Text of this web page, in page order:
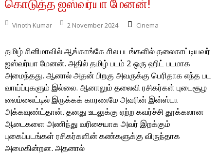
கொடுத்த ஐஸ்வர்யா மேனன்!
Vinoth Kumar 2 November 2024 Cinema
தமிழ் சினிமாவில் ஆங்காங்கே சில படங்களில் தலைகாட்டியவர்
ஐஸ்வர்யா மேனன். அதில் தமிழ் படம் 2 ஒரு ஹிட் படமாக
அமைந்தது. ஆனால் அதன் பிறகு அவருக்கு பெரிதாக எந்த பட
வாய்ப்புகளும் இல்லை. ஆனாலும் தலைவி ரசிகர்கள் புடைசூழ
லைம்லைட்டில் இருக்கக் காரணமே அவரின் இன்ஸ்டா
அக்கவுண்ட்தான். தனது உடலுக்கு ஏற்ற கவர்ச்சி தூக்கலான
ஆடைகளை அணிந்து வரிசையாக அவர் இறக்கும்
புகைப்படங்கள் ரசிகர்களின் கண்களுக்கு விருந்தாக
அமைகின்றன. அதனால்